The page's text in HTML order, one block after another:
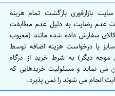
ن
ا
ص
ف
ه
ا
ن
بازارفوری بازگشت تمام هزینه
عدم رضایت به دلیل عدم مطابقت
سفارش داده شده مانند (معیوب
یا درخواست هزینه اضافه توسط
موجه دیگر) به شرط خرید از درگاه
نماید و مسئولیت خریدهایی که
انجام می شوند را نمی پذیرد.